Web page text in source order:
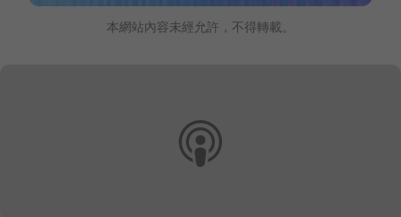
本網站內容未經允許，不得轉載。